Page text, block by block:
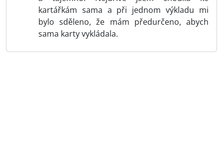
kartářkám sama a při jednom výkladu mi
bylo sděleno, že mám předurčeno, abych
sama karty vykládala.